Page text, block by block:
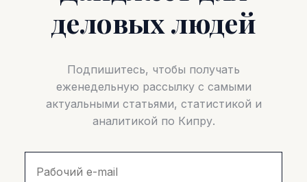
деловых людей
Подпишитесь, чтобы получать
еженедельную рассылку с самыми
актуальными статьями, статистикой и
аналитикой по Кипру.